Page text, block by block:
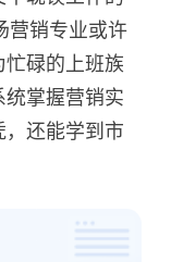
营销专业或许
碌的上班族
掌握营销实
还能学到市